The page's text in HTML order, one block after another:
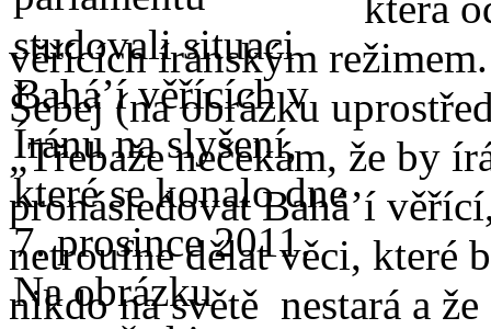
věřících íránským
Šebej (na obrázku
„Třebaže nečekám, že by
pronásledovat Bahá’í
netroufne dělat věci, které
nikdo na světě nestará a